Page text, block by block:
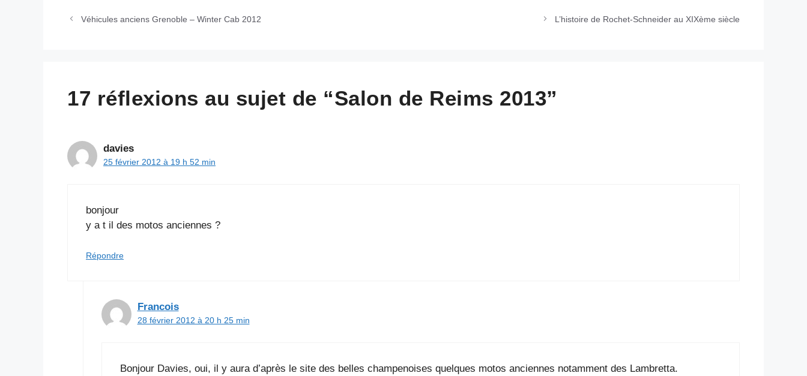
Véhicules anciens Grenoble – Winter Cab 2012 L’histoire de Rochet-Schneider au XIXème siècle
17 réflexions au sujet de “Salon de Reims 2013”
davies
25 février 2012 à 19 h 52 min
bonjour
y a t il des motos anciennes ?
Répondre
Francois
28 février 2012 à 20 h 25 min
Bonjour Davies, oui, il y aura d’après le site des belles champenoises quelques motos anciennes notamment des Lambretta.